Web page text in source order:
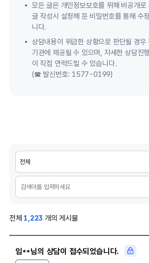
모든 글은 개인정보보호를 위해 비공개로
글 작성시 설정해 둔 비밀번호를 통해 수
니다.
상담내용이 위급한 상황으로 판단될 경우
기관에 제공될 수 있으며, 자세한 상담진
이 직접 연락드릴 수 있습니다.
(☎ 발신번호: 1577-0199)
전체 1,223 개의 게시물
임**님의 상담이 접수되었습니다.